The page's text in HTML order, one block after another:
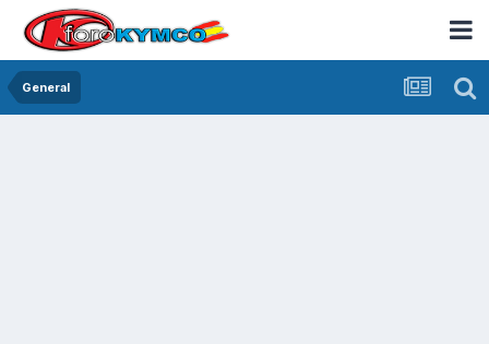
General